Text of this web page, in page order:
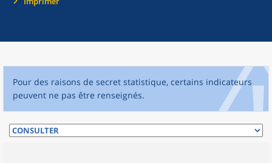
Pour des raisons de secret statistique, certains indicateurs
peuvent ne pas être renseignés.